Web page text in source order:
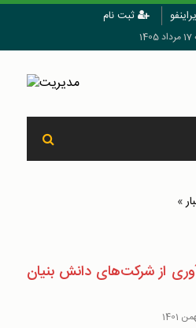
ثبت نام
»
از شرکت‌های دانش بنیان